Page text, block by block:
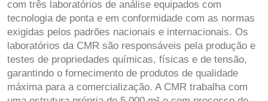
com três laboratórios de análise equipados com
tecnologia de ponta e em conformidade com as normas
exigidas pelos padrões nacionais e internacionais. Os
laboratórios da CMR são responsáveis pela produção e
testes de propriedades químicas, físicas e de tensão,
garantindo o fornecimento de produtos de qualidade
máxima para a comercialização. A CMR trabalha com